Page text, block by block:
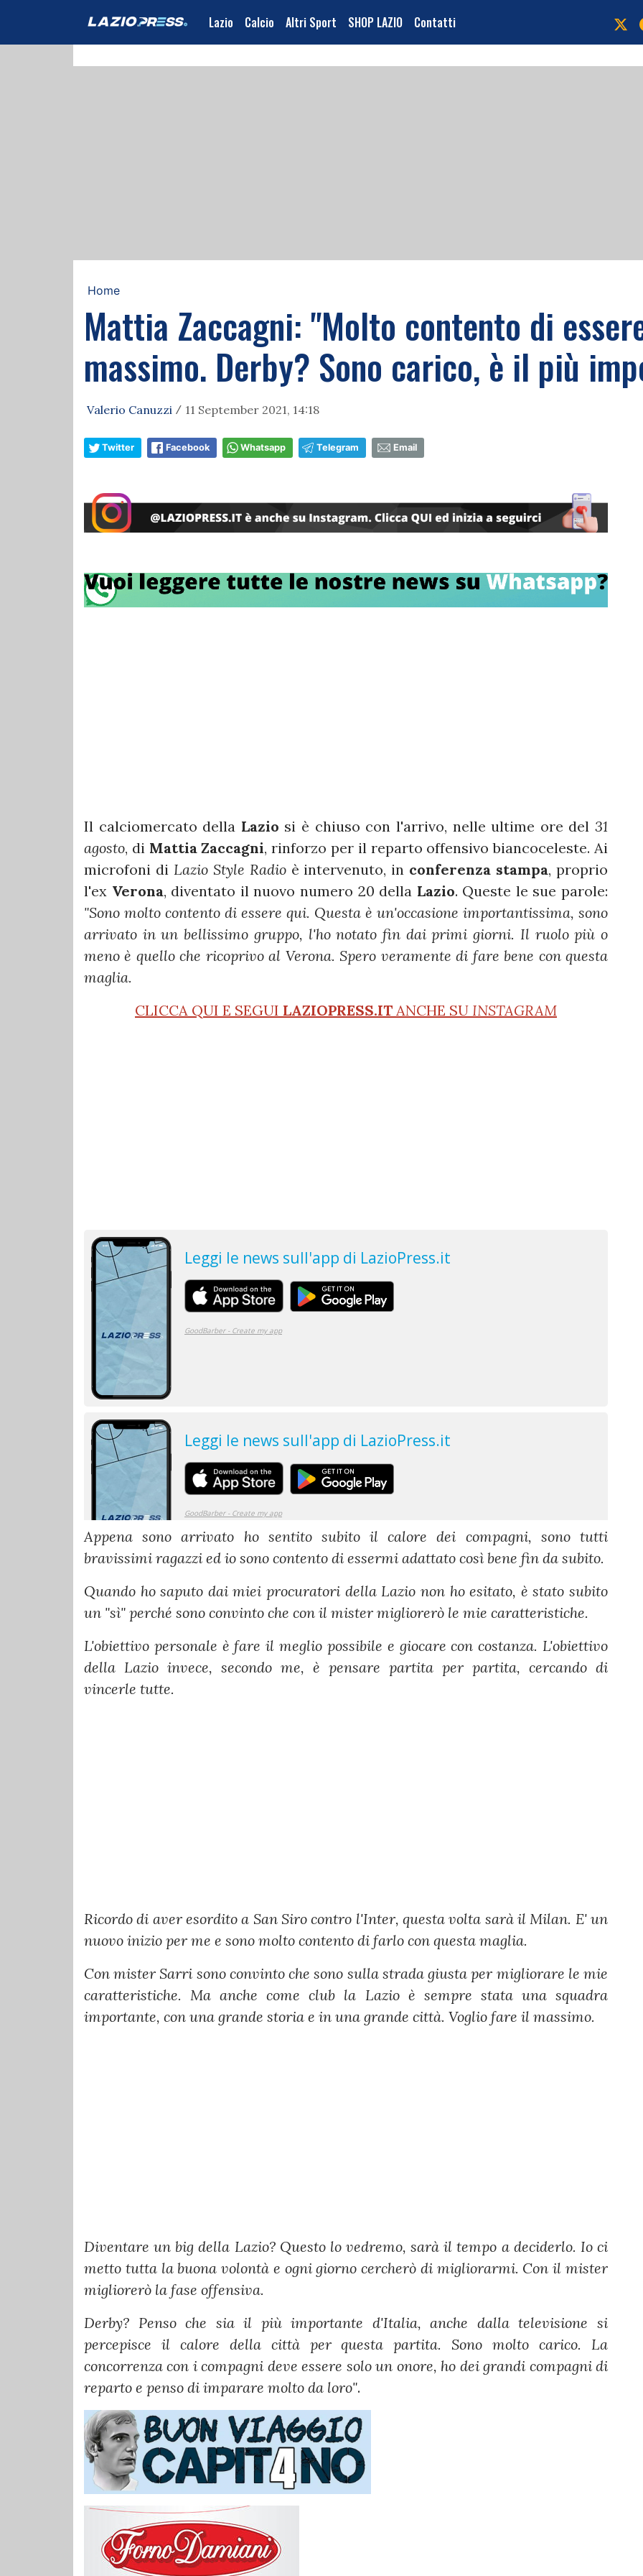
Lazio Calcio Altri Sport SHOP LAZIO Contatti
Home
Mattia Zaccagni: "Molto contento di
massimo. Derby? Sono carico, è il più
Valerio Canuzzi / 11 September 2021, 14:18
Twitter Facebook Whatsapp Telegram Email
Il calciomercato della Lazio si è chiuso con l'arrivo, nelle ultime ore del 31
agosto, di Mattia Zaccagni, rinforzo per il reparto offensivo biancoceleste. Ai
microfoni di Lazio Style Radioè intervenuto, in conferenza stampa, proprio
l'ex Verona, diventato il nuovo numero 20 della Lazio. Queste le sue parole:
"Sono molto contento di essere qui. Questa è un'occasione importantissima, sono
arrivato in un bellissimo gruppo, l'ho notato fin dai primi giorni. Il ruolo più o
meno è quello che ricoprivo al Verona. Spero veramente di fare bene con questa
maglia.
CLICCA QUI E SEGUI LAZIOPRESS.IT ANCHE SU INSTAGRAM
Appena sono arrivato ho sentito subito il calore dei compagni, sono tutti
bravissimi ragazzi ed io sono contento di essermi adattato così bene fin da subito.
Quando ho saputo dai miei procuratori della Lazio non ho esitato, è stato subito
un "sì" perché sono convinto che con il mister migliorerò le mie caratteristiche.
L'obiettivo personale è fare il meglio possibile e giocare con costanza. L'obiettivo
della Lazio invece, secondo me, è pensare partita per partita, cercando di
vincerle tutte.
Ricordo di aver esordito a San Siro contro l'Inter, questa volta sarà il Milan. E' un
nuovo inizio per me e sono molto contento di farlo con questa maglia.
Con mister Sarri sono convinto che sono sulla strada giusta per migliorare le mie
caratteristiche. Ma anche come club la Lazio è sempre stata una squadra
importante, con una grande storia e in una grande città. Voglio fare il massimo.
Diventare un big della Lazio? Questo lo vedremo, sarà il tempo a deciderlo. Io ci
metto tutta la buona volontà e ogni giorno cercherò di migliorarmi. Con il mister
migliorerò la fase offensiva.
Derby? Penso che sia il più importante d'Italia, anche dalla televisione si
percepisce il calore della città per questa partita. Sono molto carico. La
concorrenza con i compagni deve essere solo un onore, ho dei grandi compagni di
reparto e penso di imparare molto da loro".